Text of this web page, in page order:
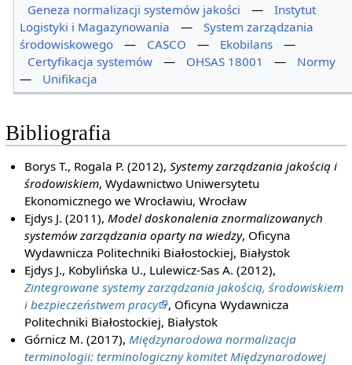
Geneza normalizacji systemów jakości
—
Instytut
Logistyki i Magazynowania
—
System zarządzania
środowiskowego
— CASCO — Ekobilans
—
Certyfikacja systemów
— OHSAS 18001 —
Normy
—
Unifikacja
Bibliografia
Borys T., Rogala P. (2012),Systemy zarządzania jakością i
środowiskiem, Wydawnictwo Uniwersytetu
Ekonomicznego we Wrocławiu, Wrocław
Ejdys J. (2011), Model doskonalenia znormalizowanych
systemów zarządzania oparty na wiedzy, Oficyna
Wydawnicza Politechniki Białostockiej, Białystok
Ejdys J., Kobylińska U., Lulewicz-Sas A. (2012),
Zintegrowane systemy zarządzania jakością, środowiskiem
i bezpieczeństwem pracy
, Oficyna Wydawnicza
Politechniki Białostockiej, Białystok
Górnicz M. (2017), Międzynarodowa normalizacja
terminologii: terminologiczny komitet Międzynarodowej